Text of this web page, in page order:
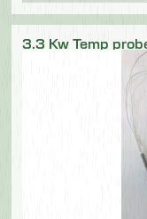
3.3 Kw Temp